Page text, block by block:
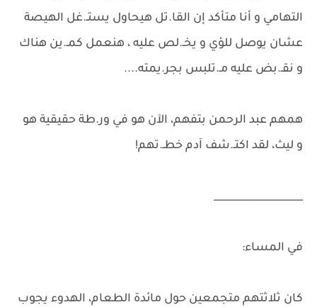
التهامي و أنا متأكد إن القا.تل هيحاول يستـ.غل الهيصة
عشان يوصل للؤي و يخـ.لص عليه ، هنعمل كمـ.ين هناك
و نقـ.بض عليه مـ.تلبس بجر.يمته....
همهم عبد الرحمن بتفهم، الآن هو في ور.طة حقيقية هو
و ليث، لقد اكتـ.شف آدم خطـ.تهم!
__________________
في المساء:
كان ثلاثتهم متجمعين حول مائدة الطعام، الهدوء يجوب